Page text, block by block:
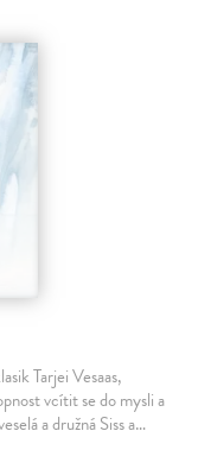
Tarjei Vesaas,
vcítit se do mysli a
a družná Siss a…